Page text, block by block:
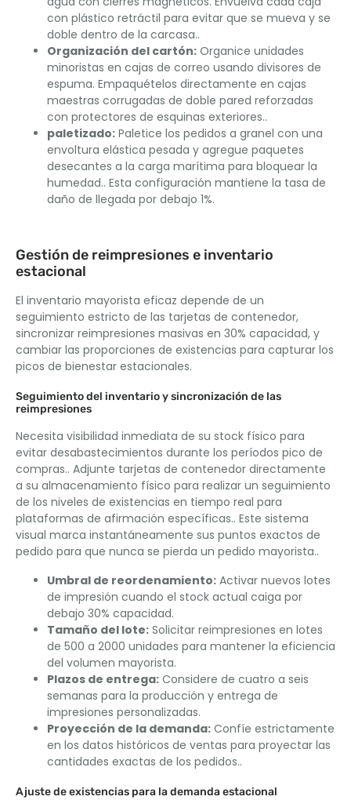
con plástico retráctil para evitar que se mueva y se
doble dentro de la carcasa..
Organización del cartón: Organice unidades
minoristas en cajas de correo usando divisores de
espuma. Empaquételos directamente en cajas
maestras corrugadas de doble pared reforzadas
con protectores de esquinas exteriores..
paletizado: Paletice los pedidos a granel con una
envoltura elástica pesada y agregue paquetes
desecantes a la carga marítima para bloquear la
humedad.. Esta configuración mantiene la tasa de
daño de llegada por debajo 1%.
Gestión de reimpresiones e inventario
estacional
El inventario mayorista eficaz depende de un
seguimiento estricto de las tarjetas de contenedor,
sincronizar reimpresiones masivas en 30% capacidad, y
cambiar las proporciones de existencias para capturar los
picos de bienestar estacionales.
Seguimiento del inventario y sincronización de las
reimpresiones
Necesita visibilidad inmediata de su stock físico para
evitar desabastecimientos durante los períodos pico de
compras.. Adjunte tarjetas de contenedor directamente
a su almacenamiento físico para realizar un seguimiento
de los niveles de existencias en tiempo real para
plataformas de afirmación específicas.. Este sistema
visual marca instantáneamente sus puntos exactos de
pedido para que nunca se pierda un pedido mayorista..
Umbral de reordenamiento: Activar nuevos lotes
de impresión cuando el stock actual caiga por
debajo 30% capacidad.
Tamaño del lote: Solicitar reimpresiones en lotes
de 500 a 2000 unidades para mantener la eficiencia
del volumen mayorista.
Plazos de entrega: Considere de cuatro a seis
semanas para la producción y entrega de
impresiones personalizadas.
Proyección de la demanda: Confíe estrictamente
en los datos históricos de ventas para proyectar las
cantidades exactas de los pedidos..
Ajuste de existencias para la demanda estacional